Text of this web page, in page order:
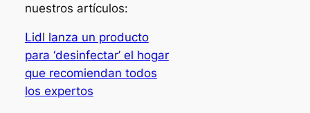
nuestros artículos:
Lidl lanza un producto
para ‘desinfectar’ el hogar
que recomiendan todos
los expertos